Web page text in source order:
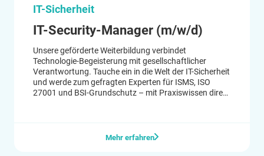
IT-Sicherheit
IT-Security-Manager (m/w/d)
Unsere geförderte Weiterbildung verbindet
Technologie-Begeisterung mit gesellschaftlicher
Verantwortung. Tauche ein in die Welt der IT-Sicherheit
und werde zum gefragten Experten für ISMS, ISO
27001 und BSI-Grundschutz – mit Praxiswissen direkt
Mehr erfahren